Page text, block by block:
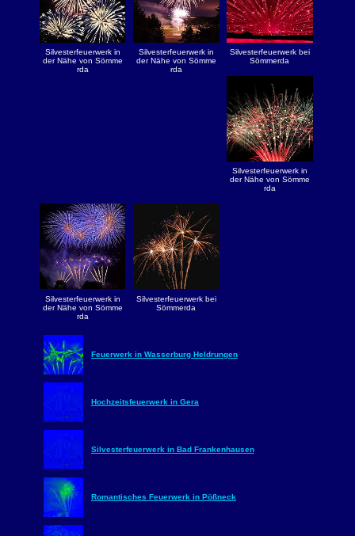
Silvesterfeuerwerk in
der Nähe von Sömme
rda
Silvesterfeuerwerk in
der Nähe von Sömme
rda
Silvesterfeuerwerk bei
Sömmerda
Silvesterfeuerwerk in
der Nähe von Sömme
rda
Silvesterfeuerwerk in
der Nähe von Sömme
rda
Silvesterfeuerwerk bei
Sömmerda
Feuerwerk in Wasserburg Heldrungen
Hochzeitsfeuerwerk in Gera
Silvesterfeuerwerk in Bad Frankenhausen
Romantisches Feuerwerk in Pößneck